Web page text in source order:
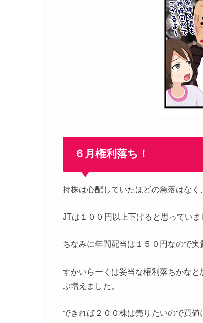
６月権利落ち！
持株は心配していたほどの急落はなく
JTは１００円以上下げると思ってい
ちなみに年間配当は１５０円なので実
すかいらーくは妥当な権利落ちかな
ぶ増えました。
できれば２００株は売りたいので買値